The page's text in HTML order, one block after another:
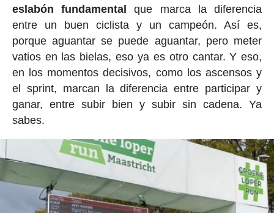
eslabón fundamental que marca la diferencia
entre un buen ciclista y un campeón. Así es,
porque aguantar se puede aguantar, pero meter
vatios en las bielas, eso ya es otro cantar. Y eso,
en los momentos decisivos, como los ascensos y
el sprint, marcan la diferencia entre participar y
ganar, entre subir bien y subir sin cadena. Ya
sabes.